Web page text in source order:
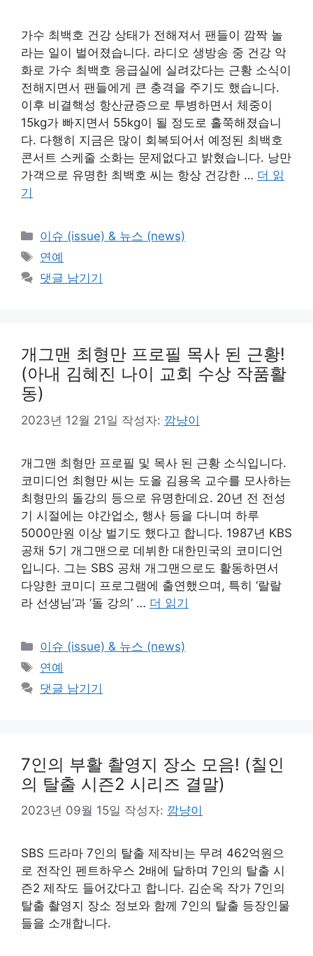
가수 최백호 건강 상태가 전해져서 팬들이 깜짝 놀
라는 일이 벌어졌습니다. 라디오 생방송 중 건강 악
화로 가수 최백호 응급실에 실려갔다는 근황 소식이
전해지면서 팬들에게 큰 충격을 주기도 했습니다.
이후 비결핵성 항산균증으로 투병하면서 체중이
15kg가 빠지면서 55kg이 될 정도로 홀쭉해졌습니
다. 다행히 지금은 많이 회복되어서 예정된 최백호
콘서트 스케줄 소화는 문제없다고 밝혔습니다. 낭만
가객으로 유명한 최백호 씨는 항상 건강한 … 더 읽
기
카
테
리
이슈 (issue) & 뉴스 (news)
태
그
연예
댓글 남기기
개그맨 최형만 프로필 목사 된 근황!
(아내 김혜진 나이 교회 수상 작품활
동)
2023년 12월 21일 작성자: 깜냥이
개그맨 최형만 프로필 및 목사 된 근황 소식입니다.
코미디언 최형만 씨는 도올 김용옥 교수를 모사하는
최형만의 돌강의 등으로 유명한데요. 20년 전 전성
기 시절에는 야간업소, 행사 등을 다니며 하루
5000만원 이상 벌기도 했다고 합니다. 1987년 KBS
공채 5기 개그맨으로 데뷔한 대한민국의 코미디언
입니다. 그는 SBS 공채 개그맨으로도 활동하면서
다양한 코미디 프로그램에 출연했으며, 특히 ‘랄랄
라 선생님’과 ‘돌 강의’ … 더 읽기
카
테
리
이슈 (issue) & 뉴스 (news)
태
그
연예
댓글 남기기
7인의 부활 촬영지 장소 모음! (칠인
의 탈출 시즌2 시리즈 결말)
2023년 09월 15일 작성자: 깜냥이
SBS 드라마 7인의 탈출 제작비는 무려 462억원으
로 전작인 펜트하우스 2배에 달하며 7인의 탈출 시
즌2 제작도 들어갔다고 합니다. 김순옥 작가 7인의
탈출 촬영지 장소 정보와 함께 7인의 탈출 등장인물
들을 소개합니다.